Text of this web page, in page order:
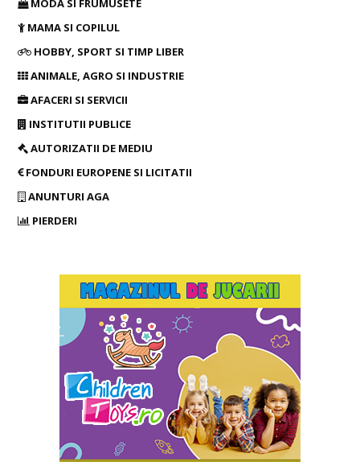
MODA SI FRUMUSETE
MAMA SI COPILUL
HOBBY, SPORT SI TIMP LIBER
ANIMALE, AGRO SI INDUSTRIE
AFACERI SI SERVICII
INSTITUTII PUBLICE
AUTORIZATII DE MEDIU
FONDURI EUROPENE SI LICITATII
ANUNTURI AGA
PIERDERI